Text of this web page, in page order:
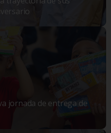
jornada de entrega de